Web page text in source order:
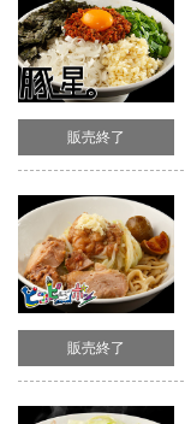
販売終了
販売終了